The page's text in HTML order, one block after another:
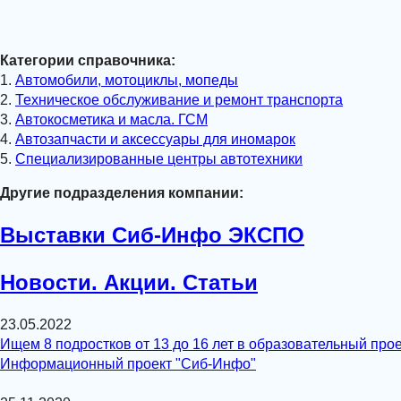
Категории справочника:
1. Автомобили, мотоциклы, мопеды
2. Техническое обслуживание и ремонт транспорта
3. Автокосметика и масла. ГСМ
4. Автозапчасти и аксессуары для иномарок
5. Специализированные центры автотехники
Другие подразделения компании:
Выставки Сиб-Инфо ЭКСПО
Новости. Акции. Статьи
23.05.2022
Ищем 8 подростков от 13 до 16 лет в образовательный
Информационный проект "Сиб-Инфо"